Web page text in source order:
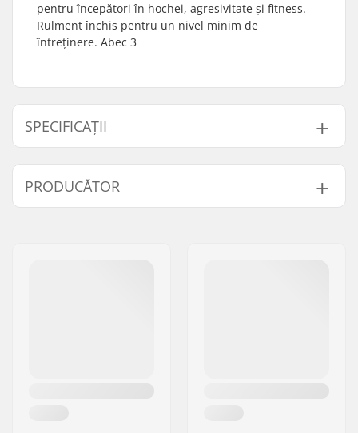
pentru începători în hochei, agresivitate și fitness.
Rulment închis pentru un nivel minim de
întreținere. Abec 3
SPECIFICAȚII
Precizie Rulmenți:
ABEC-3
Tip Rulmenți:
Lubrifiant:
Vaselină
PRODUCĂTOR